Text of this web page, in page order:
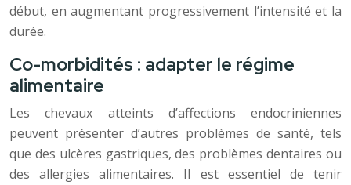
début, en augmentant progressivement l’intensité et la
durée.
Co-morbidités : adapter le régime
alimentaire
Les chevaux atteints d’affections endocriniennes
peuvent présenter d’autres problèmes de santé, tels
que des ulcères gastriques, des problèmes dentaires ou
des allergies alimentaires. Il est essentiel de tenir